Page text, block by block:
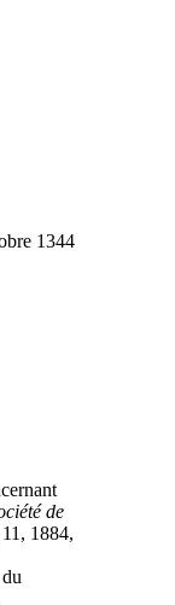
1344
de
11, 1884,